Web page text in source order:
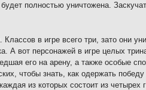
полностью уничтожена.
в игре всего три, зато они
А вот персонажей в игре целых
его на арену, а также особые
чтобы знать, как одержать
из которых состоит из четырех